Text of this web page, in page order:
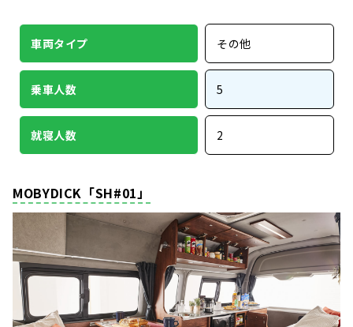
車両タイプ その他
乗車人数 5
就寝人数 2
MOBYDICK「SH#01」